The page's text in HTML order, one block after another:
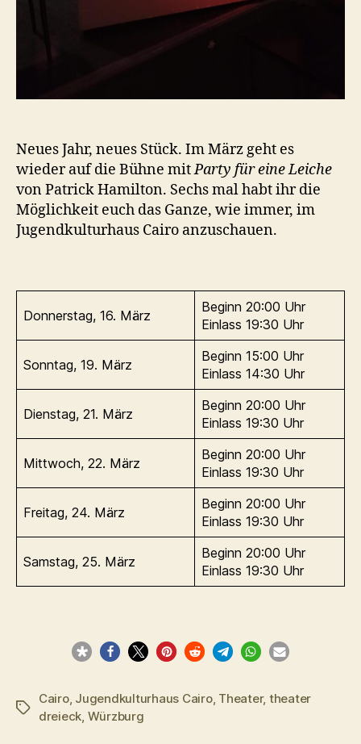
Neues Jahr, neues Stück. Im März geht es
wieder auf die Bühne mitParty für eine Leiche
von Patrick Hamilton. Sechs mal habt ihr die
Möglichkeit euch das Ganze, wie immer, im
Jugendkulturhaus Cairo anzuschauen.
Donnerstag, 16. März
Beginn 20:00 Uhr
Einlass 19:30 Uhr
Sonntag, 19. März
Beginn 15:00 Uhr
Einlass 14:30 Uhr
Dienstag, 21. März
Beginn 20:00 Uhr
Einlass 19:30 Uhr
Mittwoch, 22. März
Beginn 20:00 Uhr
Einlass 19:30 Uhr
Freitag, 24. März
Beginn 20:00 Uhr
Einlass 19:30 Uhr
Samstag, 25. März
Beginn 20:00 Uhr
Einlass 19:30 Uhr
Schlagwörter
Cairo, Jugendkulturhaus Cairo, Theater, theater
dreieck, Würzburg